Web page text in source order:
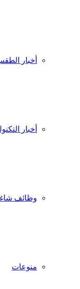
أخبار
أخبار
وظائف
منوعات